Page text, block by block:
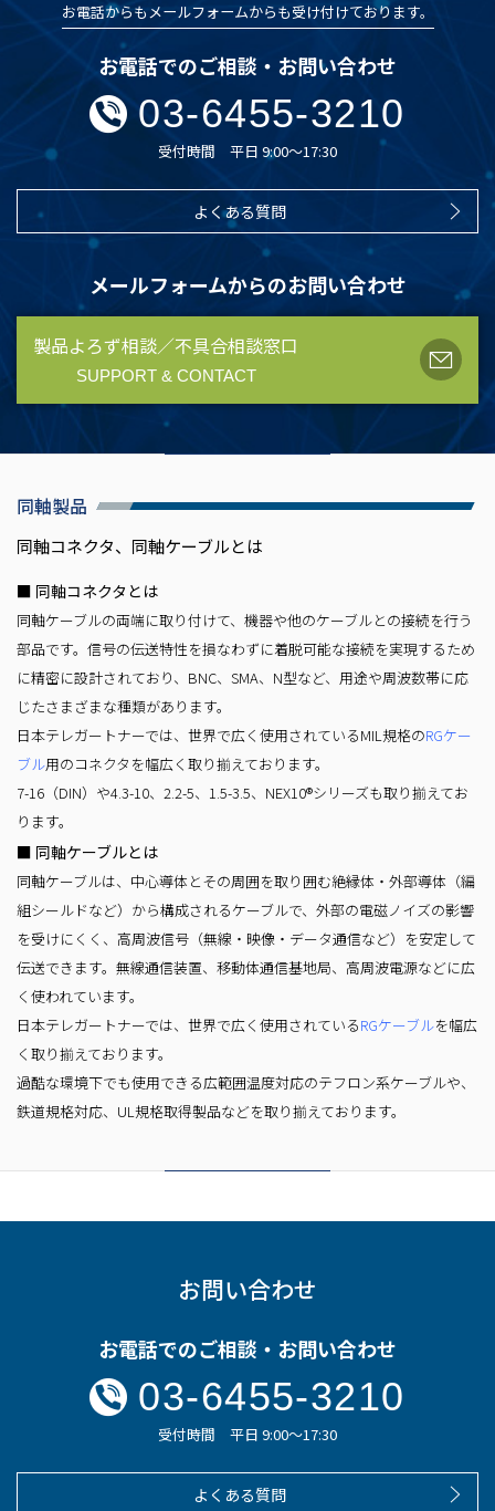
お電話からもメールフォームからも受け付けております。
お電話でのご相談・お問い合わせ
03-6455-3210
受付時間 平日 9:00～17:30
よくある質問
メールフォームからのお問い合わせ
製品よろず相談／不具合相談窓口
SUPPORT & CONTACT
同軸製品
同軸コネクタ、同軸ケーブルとは
■ 同軸コネクタとは
同軸ケーブルの両端に取り付けて、機器や他のケーブルとの接続を行う
部品です。信号の伝送特性を損なわずに着脱可能な接続を実現するため
に精密に設計されており、BNC、SMA、N型など、用途や周波数帯に応
じたさまざまな種類があります。
日本テレガートナーでは、世界で広く使用されているMIL規格のRGケー
ブル用のコネクタを幅広く取り揃えております。
7-16（DIN）や4.3-10、2.2-5、1.5-3.5、 NEX10®シリーズも取り揃えてお
ります。
■ 同軸ケーブルとは
同軸ケーブルは、中心導体とその周囲を取り囲む絶縁体・外部導体（編
組シールドなど）から構成されるケーブルで、外部の電磁ノイズの影響
を受けにくく、高周波信号（無線・映像・データ通信など）を安定して
伝送できます。無線通信装置、移動体通信基地局、高周波電源などに広
く使われています。
日本テレガートナーでは、世界で広く使用されているRGケーブルを幅広
く取り揃えております。
過酷な環境下でも使用できる広範囲温度対応のテフロン系ケーブルや、
鉄道規格対応、 UL規格取得製品などを取り揃えております。
お問い合わせ
お電話でのご相談・お問い合わせ
03-6455-3210
受付時間 平日 9:00～17:30
よくある質問